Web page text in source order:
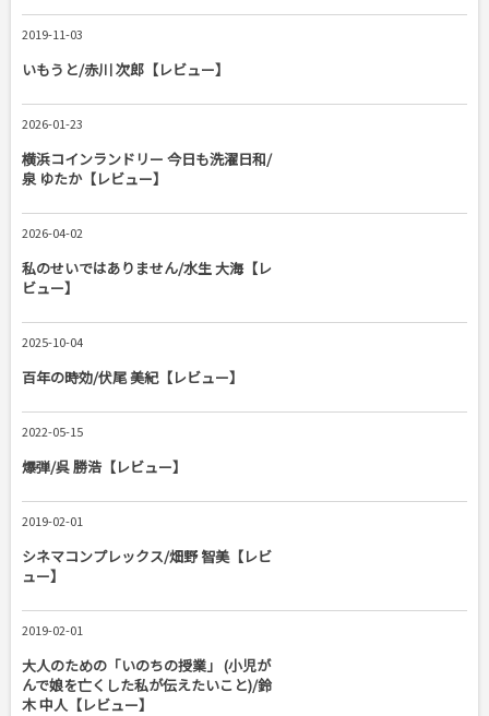
2019-11-03
いもうと/赤川 次郎【レビュー】
2026-01-23
横浜コインランドリー 今日も洗濯日和/
泉 ゆたか【レビュー】
2026-04-02
私のせいではありません/水生 大海【レ
ビュー】
2025-10-04
百年の時効/伏尾 美紀【レビュー】
2022-05-15
爆弾/呉 勝浩【レビュー】
2019-02-01
シネマコンプレックス/畑野 智美【レビ
ュー】
2019-02-01
大人のための「いのちの授業」 (小児が
んで娘を亡くした私が伝えたいこと)/鈴
木 中人【レビュー】